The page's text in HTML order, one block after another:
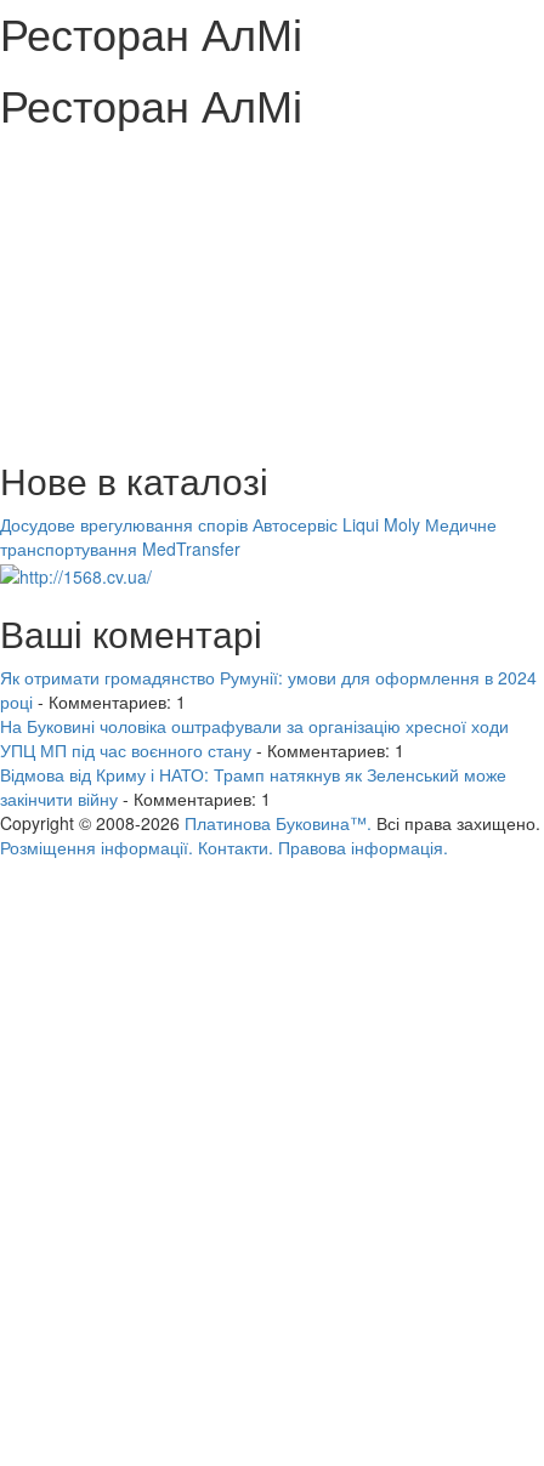
Ресторан АлМі
Ресторан АлМі
Нове в каталозі
Досудове врегулювання спорів Автосервіс Liqui Moly Медичне
транспортування MedTransfer
Ваші коментарі
Як отримати громадянство Румунії: умови для оформлення в 2024
році - Комментариев: 1
На Буковині чоловіка оштрафували за організацію хресної ходи
УПЦ МП під час воєнного стану - Комментариев: 1
Відмова від Криму і НАТО: Трамп натякнув як Зеленський може
закінчити війну - Комментариев: 1
Copyright © 2008-2026 Платинова Буковина™. Всі права захищено.
Розміщення інформації. Контакти. Правова інформація.